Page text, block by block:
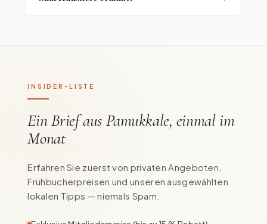
INSIDER-LISTE
Ein Brief aus Pamukkale, einmal im
Monat
Erfahren Sie zuerst von privaten Angeboten,
Frühbucherpreisen und unseren ausgewählten
lokalen Tipps — niemals Spam.